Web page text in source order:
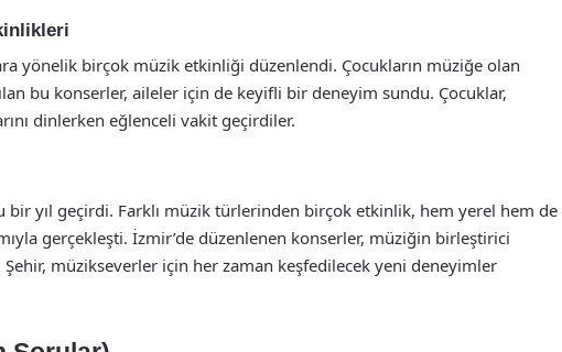
yönelik birçok müzik etkinliği düzenlendi. Çocukların müziğe olan
bu konserler, aileler için de keyifli bir deneyim sundu. Çocuklar,
dinlerken eğlenceli vakit geçirdiler.
bir yıl geçirdi. Farklı müzik türlerinden birçok etkinlik, hem yerel hem de
gerçekleşti. İzmir’de düzenlenen konserler, müziğin birleştirici
müzikseverler için her zaman keşfedilecek yeni deneyimler